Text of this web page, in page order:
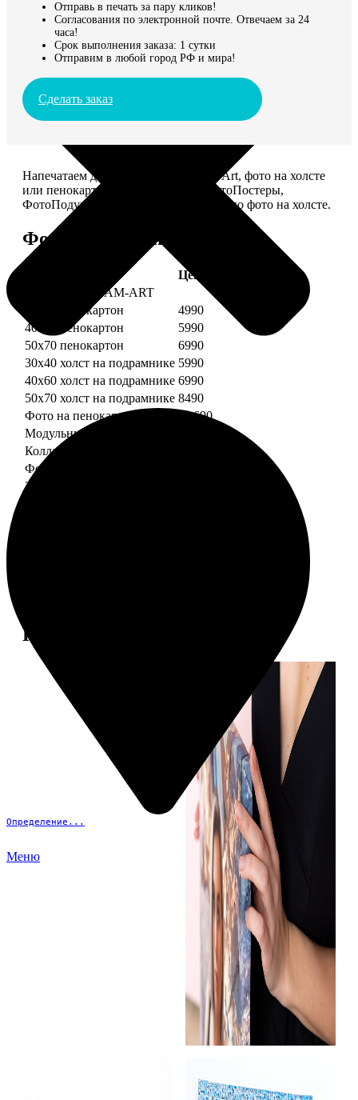
Определение...
Меню
Отправь в печать за пару кликов!
Согласования по электронной почте. Отвечаем за 24
часа!
Срок выполнения заказа: 1 сутки
Отправим в любой город РФ и мира!
Сделать заказ
Напечатаем для вас картины Dream-Art, фото на холсте
или пенокартоне, ФотоМозаику, ФотоПостеры,
ФотоПодушки или напишем портрет по фото на холсте.
Форматы и цены
Цена, руб.
Картины DREAM-ART
30х40 пенокартон
4990
40х60 пенокартон
5990
50х70 пенокартон
6990
30х40 холст на подрамнике 5990
40х60 холст на подрамнике 6990
50х70 холст на подрамнике 8490
Фото на пенокартоне
от 690
Модульный пенокартон
Коллаж на пенокартоне
ФотоМозаика
30х40 пенокартон
Примеры работ